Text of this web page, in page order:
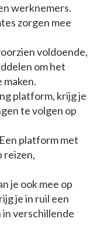
werknemers.
zorgen mee
voldoende,
om het
maken.
platform, krijg je
te volgen op
platform met
reizen,
je ook mee op
je in ruil een
verschillende